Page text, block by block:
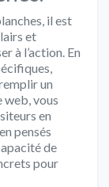
il est
et
à l’action. En
un
vous
en
pensés
de
pour